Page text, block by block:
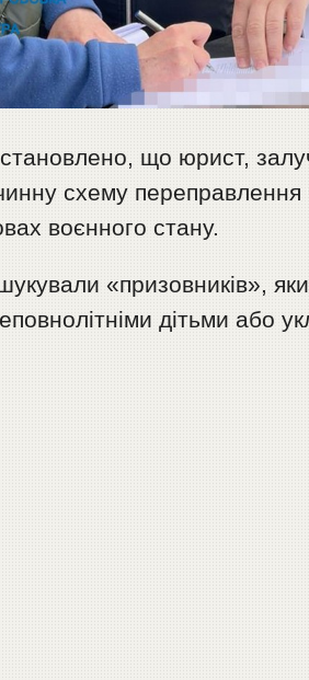
що юрист,
схему переправлення
воєнного стану.
«призовників»,
дітьми або